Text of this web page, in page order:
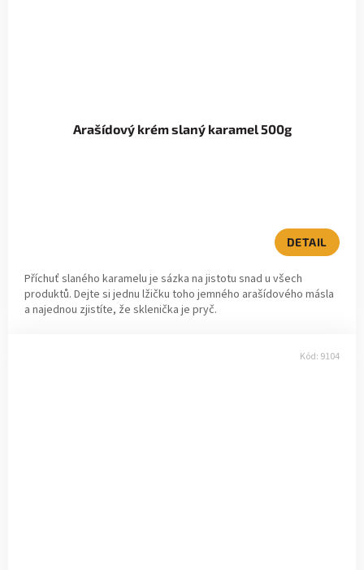
Arašídový krém slaný karamel 500g
DETAIL
Příchuť slaného karamelu je sázka na jistotu snad u všech
produktů. Dejte si jednu lžičku toho jemného arašídového másla
a najednou zjistíte, že sklenička je pryč.
Kód: 9104